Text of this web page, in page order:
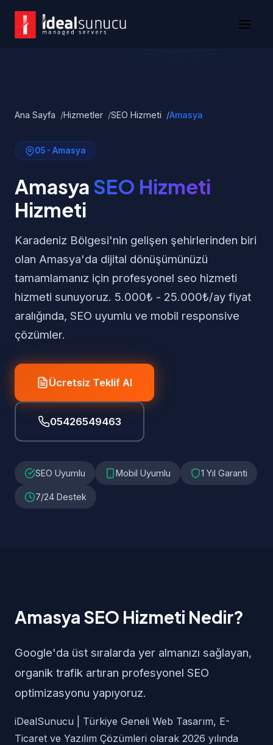
Ana Sayfa Hizmetler SEO Hizmeti Amasya
05 - Amasya
Amasya SEO Hizmeti
Hizmeti
Karadeniz Bölgesi'nin gelişen şehirlerinden biri
olan Amasya'da dijital dönüşümünüzü
tamamlamanız için profesyonel seo hizmeti
hizmeti sunuyoruz. 5.000₺ - 25.000₺/ay fiyat
aralığında, SEO uyumlu ve mobil responsive
çözümler.
Ücretsiz Teklif Al
05426549463
SEO Uyumlu Mobil Uyumlu 1 Yıl Garanti
7/24 Destek
Amasya SEO Hizmeti Nedir?
Google'da üst sıralarda yer almanızı sağlayan,
organik trafik artıran profesyonel SEO
optimizasyonu yapıyoruz.
iDealSunucu | Türkiye Geneli Web Tasarım, E-
Ticaret ve Yazılım Çözümleri olarak 2026 yılında